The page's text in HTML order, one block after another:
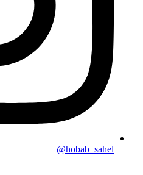
hobab_sahel@